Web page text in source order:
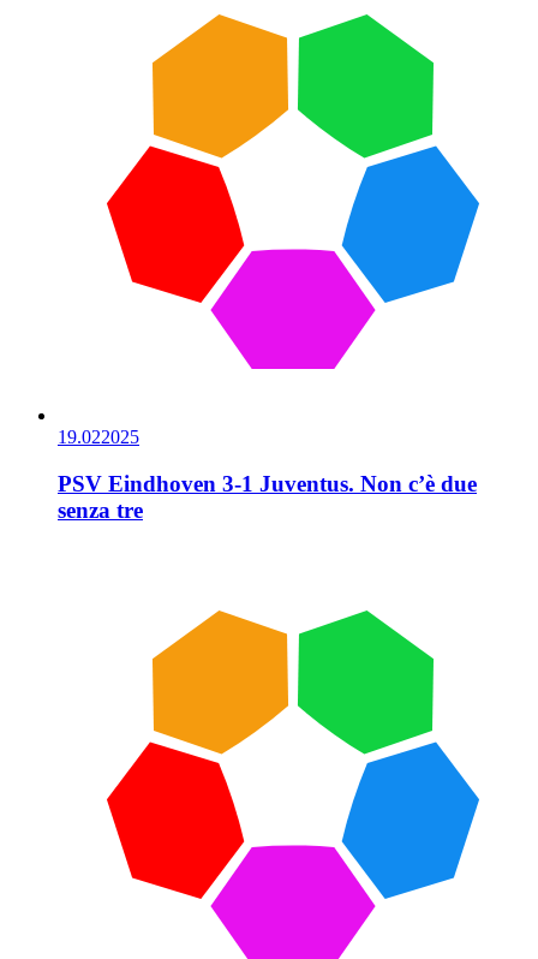
19.022025
PSV Eindhoven 3-1 Juventus. Non c’è due
senza tre